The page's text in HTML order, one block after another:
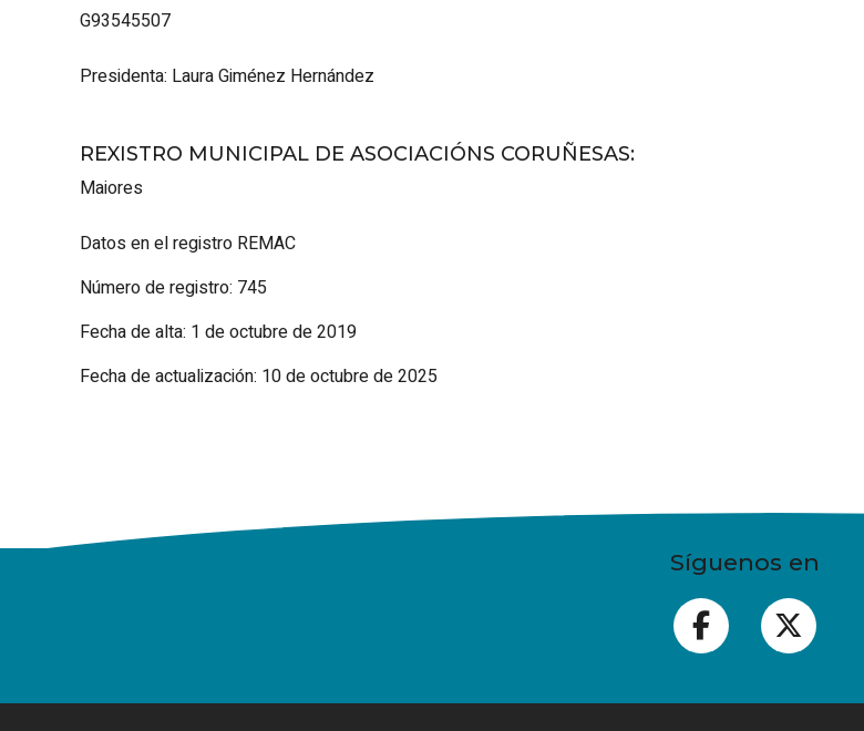
G93545507
Presidenta: Laura Giménez Hernández
REXISTRO MUNICIPAL DE ASOCIACIÓNS CORUÑESAS:
Maiores
Datos en el registro REMAC
Número de registro: 745
Fecha de alta: 1 de octubre de 2019
Fecha de actualización: 10 de octubre de 2025
Síguenos en